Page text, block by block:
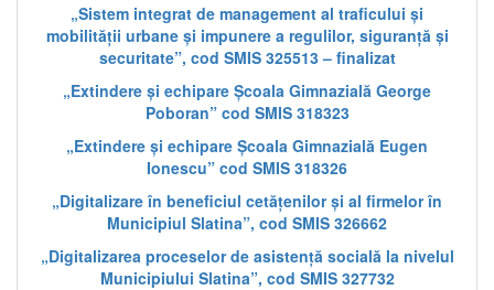
„Sistem integrat de management al traficului și
mobilității urbane și impunere a regulilor, siguranță și
securitate”, cod SMIS 325513 – finalizat
„Extindere și echipare Școala Gimnazială George
Poboran” cod SMIS 318323
„Extindere și echipare Școala Gimnazială Eugen
Ionescu” cod SMIS 318326
„Digitalizare în beneficiul cetățenilor și al firmelor în
Municipiul Slatina”, cod SMIS 326662
„Digitalizarea proceselor de asistență socială la nivelul
Municipiului Slatina”, cod SMIS 327732